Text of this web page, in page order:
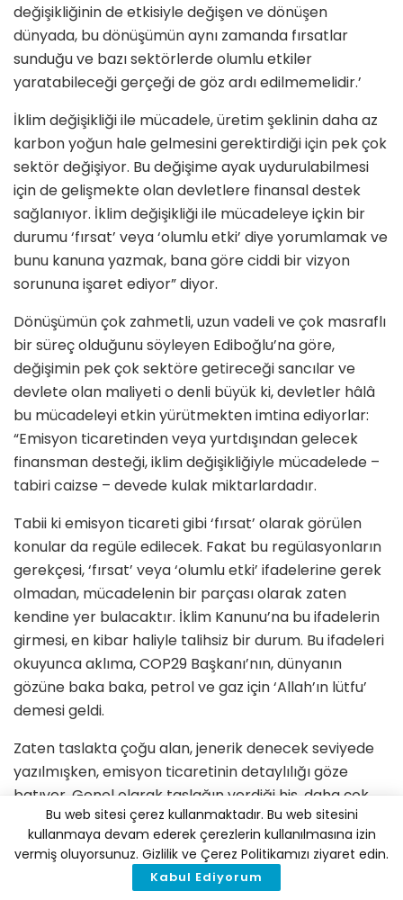
değişikliğinin de etkisiyle değişen ve dönüşen
dünyada, bu dönüşümün aynı zamanda fırsatlar
sunduğu ve bazı sektörlerde olumlu etkiler
yaratabileceği gerçeği de göz ardı edilmemelidir.’
İklim değişikliği ile mücadele, üretim şeklinin daha az
karbon yoğun hale gelmesini gerektirdiği için pek çok
sektör değişiyor. Bu değişime ayak uydurulabilmesi
için de gelişmekte olan devletlere finansal destek
sağlanıyor. İklim değişikliği ile mücadeleye içkin bir
durumu ‘fırsat’ veya ‘olumlu etki’ diye yorumlamak ve
bunu kanuna yazmak, bana göre ciddi bir vizyon
sorununa işaret ediyor” diyor.
Dönüşümün çok zahmetli, uzun vadeli ve çok masraflı
bir süreç olduğunu söyleyen Ediboğlu’na göre,
değişimin pek çok sektöre getireceği sancılar ve
devlete olan maliyeti o denli büyük ki, devletler hâlâ
bu mücadeleyi etkin yürütmekten imtina ediyorlar:
“Emisyon ticaretinden veya yurtdışından gelecek
finansman desteği, iklim değişikliğiyle mücadelede –
tabiri caizse – devede kulak miktarlardadır.
Tabii ki emisyon ticareti gibi ‘fırsat’ olarak görülen
konular da regüle edilecek. Fakat bu regülasyonların
gerekçesi, ‘fırsat’ veya ‘olumlu etki’ ifadelerine gerek
olmadan, mücadelenin bir parçası olarak zaten
kendine yer bulacaktır. İklim Kanunu’na bu ifadelerin
girmesi, en kibar haliyle talihsiz bir durum. Bu ifadeleri
okuyunca aklıma, COP29 Başkanı’nın, dünyanın
gözüne baka baka, petrol ve gaz için ‘Allah’ın lütfu’
demesi geldi.
Zaten taslakta çoğu alan, jenerik denecek seviyede
yazılmışken, emisyon ticaretinin detaylılığı göze
batıyor. Genel olarak taslağın verdiği his, daha çok
iklim değişikliğinden gelebilecek ekonomik kazancın
regüle edilmesi gibi görünüyor.”
“Kalkınma Çevresel Koruma
Bu web sitesi çerez kullanmaktadır. Bu web sitesini
kullanmaya devam ederek çerezlerin kullanılmasına izin
vermiş oluyorsunuz. Gizlilik ve Çerez Politikamızı ziyaret edin.
Kabul Ediyorum